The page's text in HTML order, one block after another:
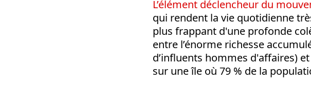
L’élément déclencheur du
qui rendent la vie quotidienne
plus frappant d'une profonde
entre l’énorme richesse
d’influents hommes d'affaires)
sur une île où 79 % de la